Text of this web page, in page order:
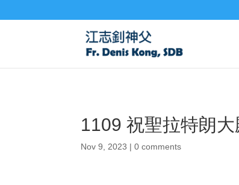
1109 祝聖拉特朗
Nov 9, 2023 |0 comments